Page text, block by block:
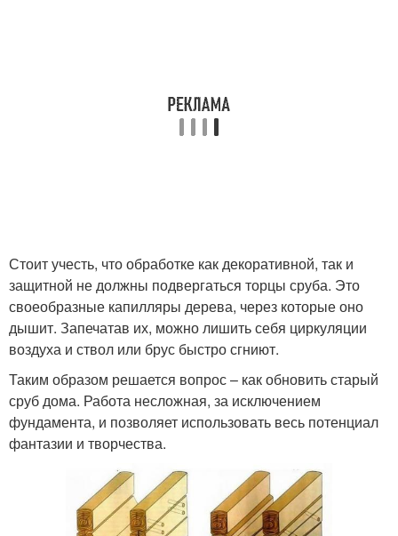
Стоит учесть, что обработке как декоративной, так и
защитной не должны подвергаться торцы сруба. Это
своеобразные капилляры дерева, через которые оно
дышит. Запечатав их, можно лишить себя циркуляции
воздуха и ствол или брус быстро сгниют.
Таким образом решается вопрос – как обновить старый
сруб дома. Работа несложная, за исключением
фундамента, и позволяет использовать весь потенциал
фантазии и творчества.